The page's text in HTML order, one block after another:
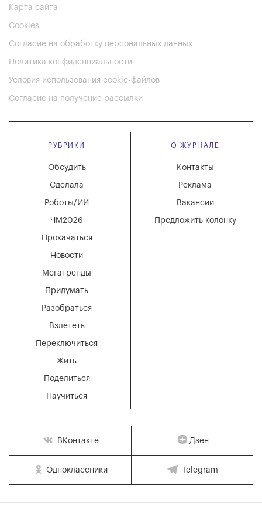
Карта сайта
Cookies
Согласие на обработку персональных данных
Политика конфиденциальности
Условия использования cookie-файлов
Согласие на получение рассылки
РУБРИКИ
Мегатренды
Придумать
Разобраться
Взлететь
Новости
Переключиться
Жить
Поделиться
Научиться
Обсудить
Сделала
Роботы/ИИ
ЧМ2026
Прокачаться
О ЖУРНАЛЕ
Вакансии
Реклама
Контакты
Предложить колонку
ВКонтакте Дзен
Одноклассники Telegram